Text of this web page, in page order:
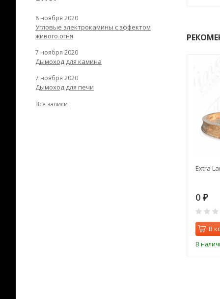
Extra
0 ₽
В
В
8 ноября 2020
Угловые электрокамины с эффектом
живого огня
7 ноября 2020
Дымоход для камина
7 ноября 2020
Дымоход для печи
Все записи